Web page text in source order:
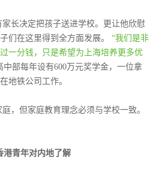
长决定把孩子送进学校。更让他欣慰
们在这里得到全方面发展。 “我们是非
一分钱，只是希望为上海培养更多优
中部每年设有600万元奖学金，一位拿
地铁公司工作。
，但家庭教育理念必须与学校一致。
港青年对内地了解